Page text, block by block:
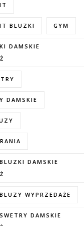
BLUZKI GYM
DAMSKIE
DAMSKIE
DAMSKIE
WYPRZEDAŻE
DAMSKIE